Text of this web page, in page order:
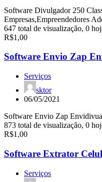
Software Divulgador 250
Empresas,Empreendedores
647 total de visualização, 0
R$1,00
Software Envio Zap
Serviços
sktor
06/05/2021
Software Envio Zap
873 total de visualização, 0
R$1,00
Software Extrator
Serviços